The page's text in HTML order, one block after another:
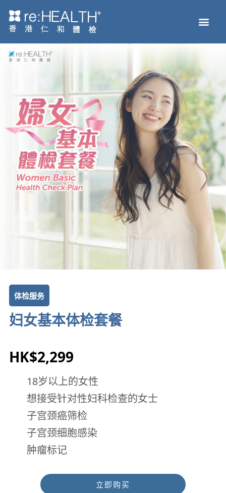
体检服务
妇女基本体检套餐
HK$2,299
18岁以上的女性
想接受针对性妇科检查的女士
子宫颈癌筛检
子宫颈细胞感染
肿瘤标记
立即购买